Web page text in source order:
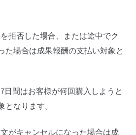
拒否した場合、または途中でク
た場合は成果報酬の支払い対象と
日間はお客様が何回購入しようと
となります。
がキャンセルになった場合は成